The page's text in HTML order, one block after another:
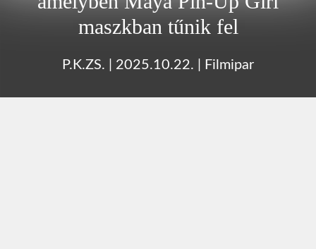
maszkban tűnik fel
P.K.ZS. 2025.10.22. Filmipar